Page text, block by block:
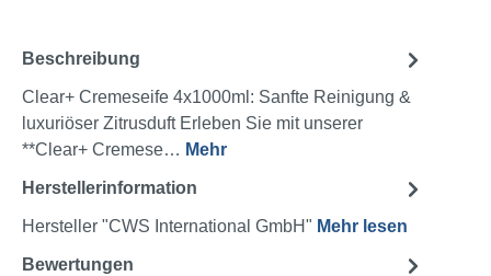
Beschreibung
Clear+ Cremeseife 4x1000ml: Sanfte Reinigung &
luxuriöser Zitrusduft Erleben Sie mit unserer
**Clear+ Cremese… Mehr
Herstellerinformation
Hersteller "CWS International GmbH" Mehr lesen
Bewertungen